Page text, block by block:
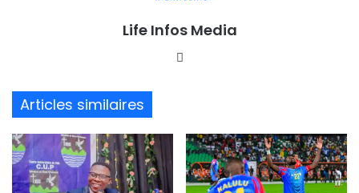
Life Infos Media
Articles similaires